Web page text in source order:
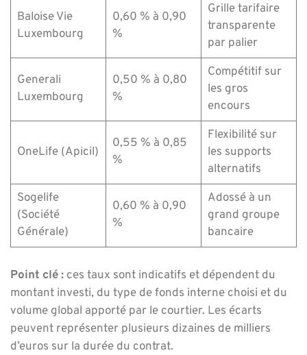
Baloise Vie
Luxembourg
0,60 % à 0,90
%
Grille tarifaire
transparente
par palier
Generali
Luxembourg
0,50 % à 0,80
%
Compétitif sur
les gros
encours
OneLife (Apicil)
0,55 % à 0,85
%
Flexibilité sur
les supports
alternatifs
Sogelife
(Société
Générale)
0,60 % à 0,90
%
Adossé à un
grand groupe
bancaire
Point clé : ces taux sont indicatifs et dépendent du
montant investi, du type de fonds interne choisi et du
volume global apporté par le courtier. Les écarts
peuvent représenter plusieurs dizaines de milliers
d’euros sur la durée du contrat.